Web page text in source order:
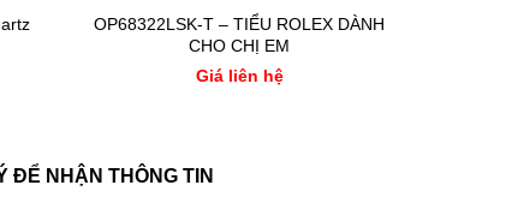
OP68322LSK-T – TIỂU ROLEX DÀNH
CHO CHỊ EM
Giá liên hệ
ĐỂ NHẬN THÔNG TIN